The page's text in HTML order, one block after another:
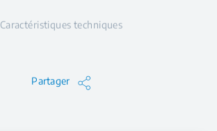
Caractéristiques techniques
Partager